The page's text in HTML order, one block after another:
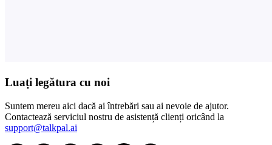
Luați legătura cu noi
Suntem mereu aici dacă ai întrebări sau ai nevoie de ajutor.
Contactează serviciul nostru de asistență clienți oricând la
support@talkpal.ai